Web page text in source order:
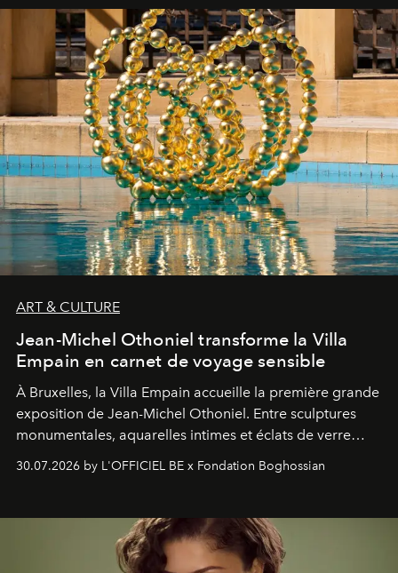
ART & CULTURE
Jean-Michel Othoniel transforme la Villa
Empain en carnet de voyage sensible
À Bruxelles, la Villa Empain accueille la première grande
exposition de Jean-Michel Othoniel. Entre sculptures
monumentales, aquarelles intimes et éclats de verre
soufflé, l’artiste français compose un itinéraire
émotionnel où chaque œuvre devient le souvenir
émerveillement.
30.07.2026 by L'OFFICIEL BE x Fondation Boghossian